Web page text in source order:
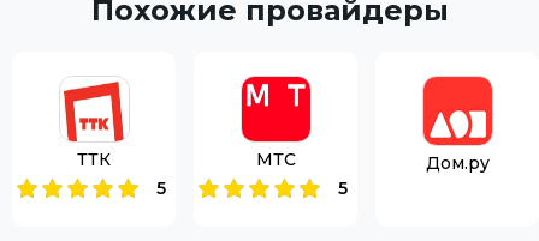
Похожие провайдеры
ТТК
5
МТС
5
Дом.ру